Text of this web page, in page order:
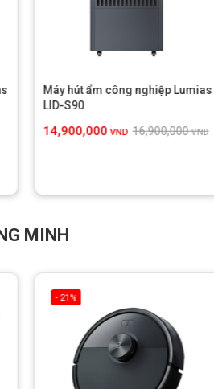
Máy hút ẩm công nghiệp Lumias
LID-S90
14,900,000 VND 16,900,000 VND
MINH
- 21%